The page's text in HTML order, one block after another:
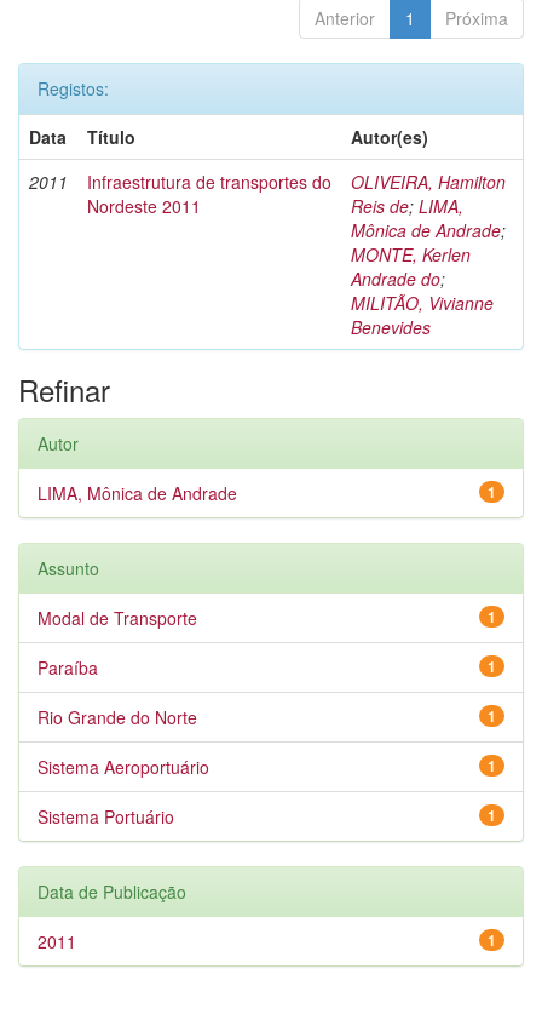
Anterior 1 Próxima
Registos:
Data
Título
Autor(es)
2011
Infraestrutura de transportes do
Nordeste 2011
OLIVEIRA, Hamilton
Reis de; LIMA,
Mônica de Andrade;
MONTE, Kerlen
Andrade do;
MILITÃO, Vivianne
Benevides
Refinar
Autor
1
LIMA, Mônica de Andrade
Assunto
1
Modal de Transporte
1
Paraíba
1
Rio Grande do Norte
1
Sistema Aeroportuário
1
Sistema Portuário
Data de Publicação
1
2011